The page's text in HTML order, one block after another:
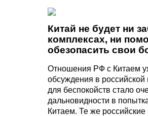
Китай не будет ни
комплексах, ни
обезопасить свои
Отношения РФ с Китаем
обсуждения в
для беспокойств стало
дальновидности в
Китаем. Те же